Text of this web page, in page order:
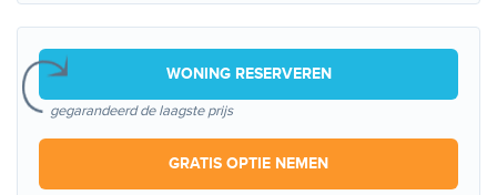
WONING RESERVEREN
gegarandeerd de laagste prijs
GRATIS OPTIE NEMEN